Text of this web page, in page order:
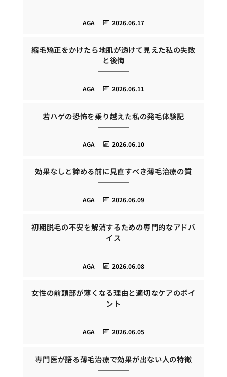
2026.06.17
AGA
縮毛矯正をかけたら地肌が透けて見えた私の失敗
と後悔
2026.06.11
AGA
若ハゲの恐怖を乗り越えた私の発毛体験記
2026.06.10
AGA
効果なしと諦める前に見直すべき薄毛治療の質
2026.06.09
AGA
初期脱毛の不安を解消するための専門的なアドバ
イス
2026.06.08
AGA
女性の前頭部が薄くなる理由と適切なケアのポイ
ント
2026.06.05
AGA
専門医が語る薄毛治療で効果が出ない人の特徴